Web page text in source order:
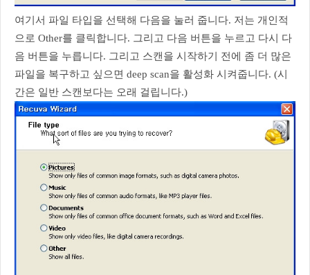
여기서 파일 타입을 선택해 다음을 눌러 줍니다. 저는 개인적
으로 Other를 클릭합니다. 그리고 다음 버튼을 누르고 다시 다
음 버튼을 누릅니다. 그리고 스캔을 시작하기 전에 좀 더 많은
파일을 복구하고 싶으면 deep scan을 활성화 시켜줍니다. (시
간은 일반 스캔보다는 오래 걸립니다.)